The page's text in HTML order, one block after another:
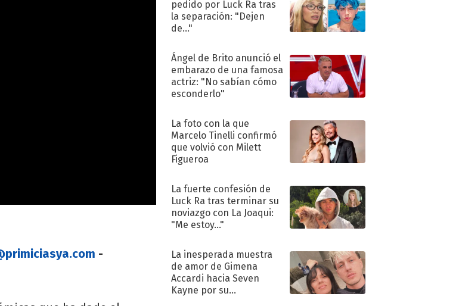
-
pedido por Luck Ra tras
la separación: "Dejen
de..."
Ángel de Brito anunció el
embarazo de una famosa
actriz: "No sabían cómo
esconderlo"
La foto con la que
Marcelo Tinelli confirmó
que volvió con Milett
Figueroa
La fuerte confesión de
Luck Ra tras terminar su
noviazgo con La Joaqui:
"Me estoy..."
La inesperada muestra
de amor de Gimena
Accardi hacia Seven
Kayne por su